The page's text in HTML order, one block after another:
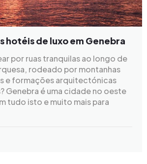
hotéis de luxo em Genebra
por ruas tranquilas ao longo de
rodeado por montanhas
e formações arquitectónicas
Genebra é uma cidade no oeste
tudo isto e muito mais para